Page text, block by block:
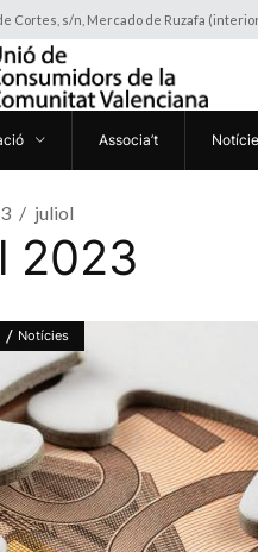
Cortes, s/n, Mercado de Ruzafa (interior
Associa’t
juliol
2023
/ Notícies